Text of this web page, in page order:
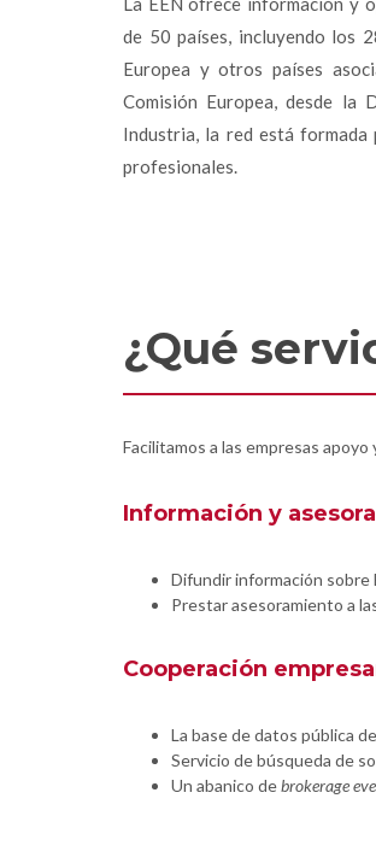
de 50 países, incluyendo los
Europea y otros países
Comisión Europea, desde la
Industria, la red está
profesionales.
¿Qué
Facilitamos a las empresas
Información y
Difundir información sobre
Prestar asesoramiento a
Cooperación
La base de datos pública
Servicio de búsqueda de
Un abanico debrokerage